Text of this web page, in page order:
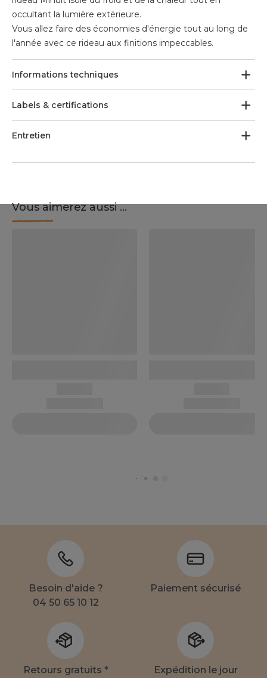
occultant la lumière extérieure.
Vous allez faire des économies d'énergie tout au long de
l'année avec ce rideau aux finitions impeccables.
Informations techniques
Labels & certifications
Entretien
Vous aimerez aussi ...
Besoin d'aide ?
04 50 65 10 12
Paiement sécurisé
Retours gratuits *
Expédition le jour